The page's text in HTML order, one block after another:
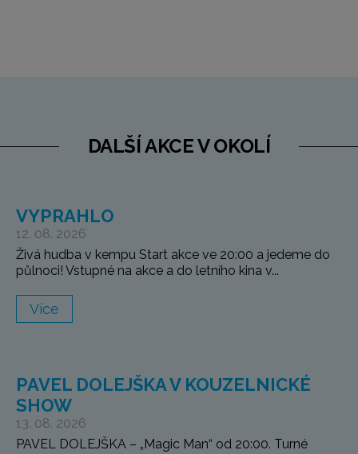
DALŠÍ AKCE V OKOLÍ
VYPRAHLO
12. 08. 2026
Živá hudba v kempu Start akce ve 20:00 a jedeme do
půlnoci! Vstupné na akce a do letního kina v...
Více
PAVEL DOLEJŠKA V KOUZELNICKÉ
SHOW
13. 08. 2026
PAVEL DOLEJŠKA – „Magic Man“ od 20:00. Turné